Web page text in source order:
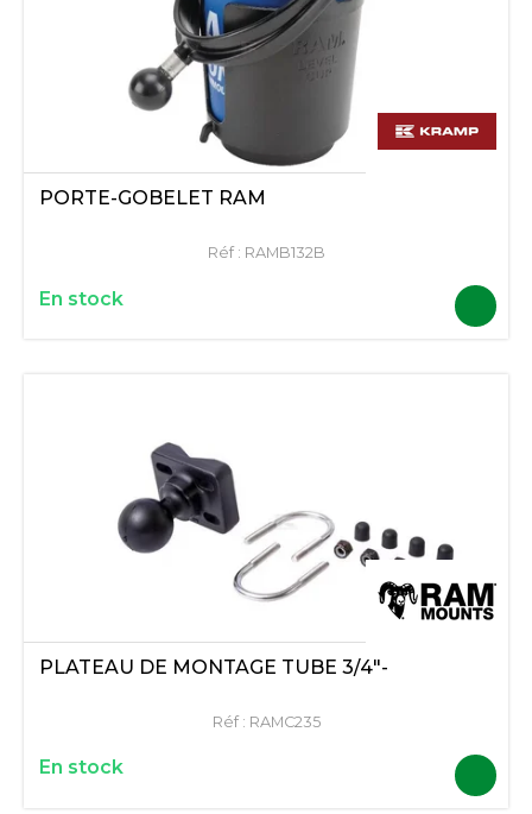
PORTE-GOBELET RAM
Réf : RAMB132B
En stock
PLATEAU DE MONTAGE TUBE 3/4"-
Réf : RAMC235
En stock